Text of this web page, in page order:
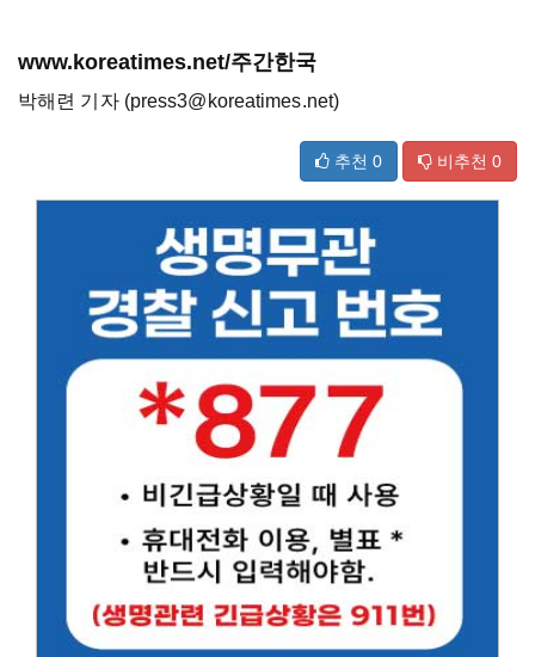
www.koreatimes.net/주간한국
박해련 기자 (press3@koreatimes.net)
추천 0 비추천 0